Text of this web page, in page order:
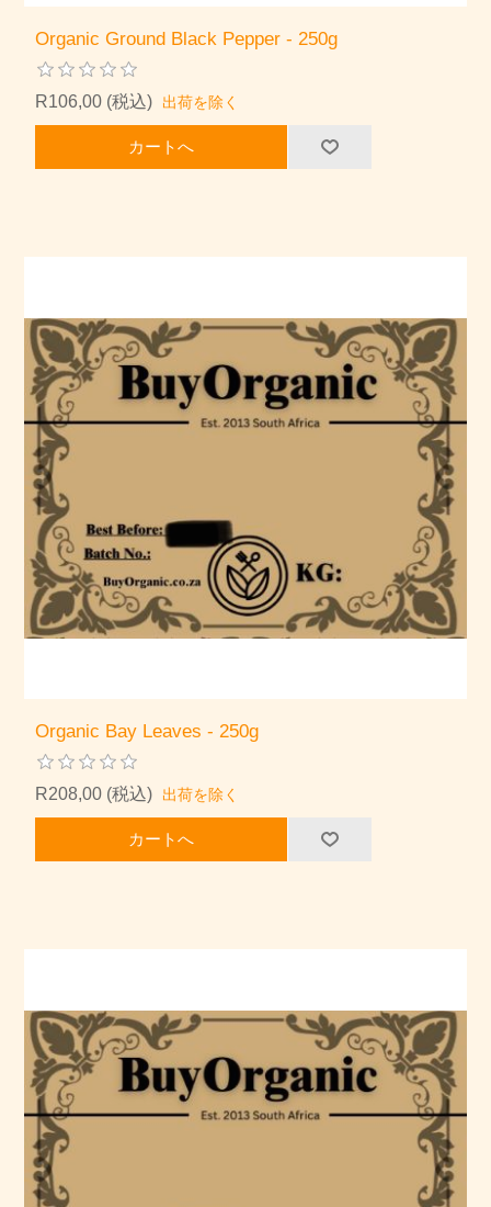
Organic Ground Black Pepper - 250g
R106,00 (税込) 出荷を除く
カートへ
Organic Bay Leaves - 250g
R208,00 (税込) 出荷を除く
カートへ